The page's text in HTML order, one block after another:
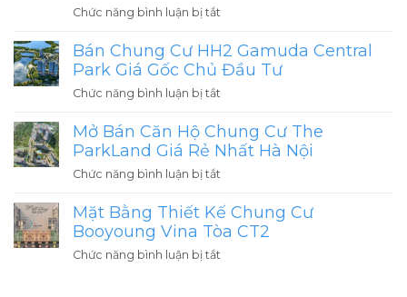
bán
thông
tin
dự
mới
nhất
Chức năng bình luận bị tắt
Cư
Mandarin
Phát
Dự
Án
Giá
Tốt
Bán Chung Cư HH2 Gamuda Central
Park Giá Gốc Chủ Đầu Tư
Chức năng bình luận bị tắt
Chung
Cư
Central
Park
Giá
Gốc
Mở Bán Căn Hộ Chung Cư The
ParkLand Giá Rẻ Nhất Hà Nội
Chức năng bình luận bị tắt
Bán
Căn
Mặt Bằng Thiết Kế Chung Cư
Booyoung Vina Tòa CT2
Chức năng bình luận bị tắt